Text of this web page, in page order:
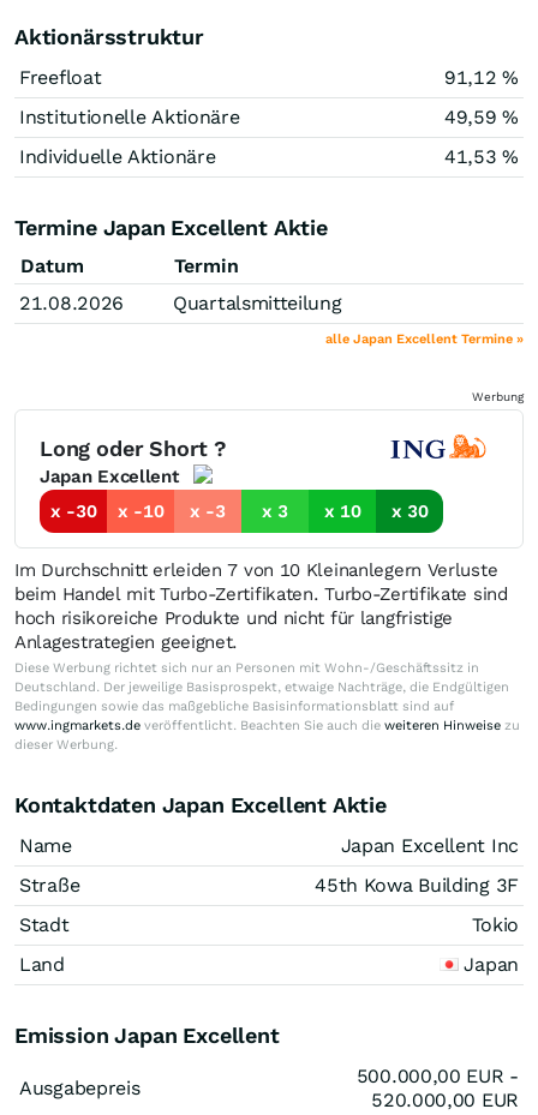
Aktionärsstruktur
Freefloat
91,12 %
Institutionelle Aktionäre
49,59 %
Individuelle Aktionäre
41,53 %
Termine Japan Excellent Aktie
Datum
Termin
21.08.2026
Quartalsmitteilung
alle Japan Excellent Termine »
Werbung
Long oder Short ?
Japan Excellent
x -30
x -10 x -3 x 3 x 10 x 30
Im Durchschnitt erleiden 7 von 10 Kleinanlegern Verluste
beim Handel mit Turbo-Zertifikaten. Turbo-Zertifikate sind
hoch risikoreiche Produkte und nicht für langfristige
Anlagestrategien geeignet.
Diese Werbung richtet sich nur an Personen mit Wohn-/Geschäftssitz in
Deutschland. Der jeweilige Basisprospekt, etwaige Nachträge, die Endgültigen
Bedingungen sowie das maßgebliche Basisinformationsblatt sind auf
www.ingmarkets.de veröffentlicht. Beachten Sie auch die weiteren Hinweise zu
dieser Werbung.
Kontaktdaten Japan Excellent Aktie
Name
Japan Excellent Inc
Straße
45th Kowa Building 3F
Stadt
Tokio
Land
Japan
Emission Japan Excellent
Ausgabepreis
500.000,00 EUR -
520.000,00 EUR